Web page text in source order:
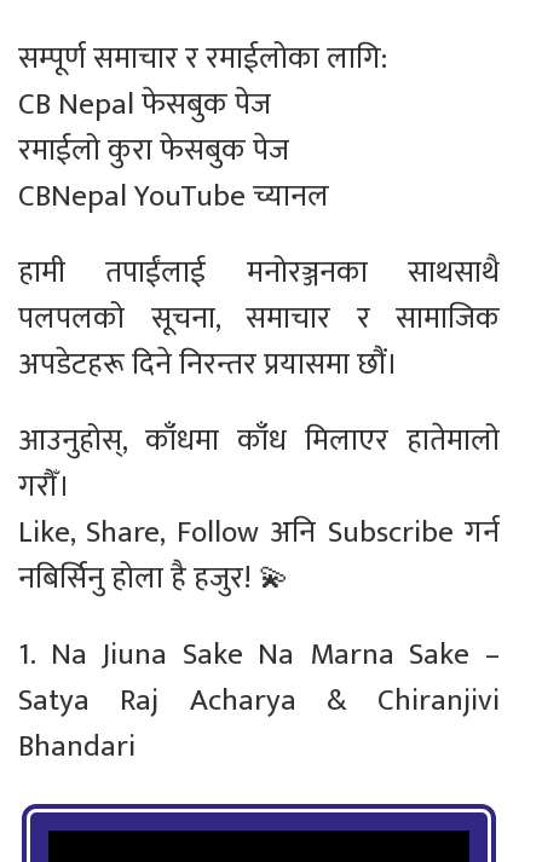
सम्पूर्ण समाचार र रमाईलोका लागि:
CB Nepal फेसबुक पेज
रमाईलो कुरा फेसबुक पेज
CBNepal YouTube च्यानल
हामी तपाईंलाई मनोरञ्जनका साथसाथै
पलपलको सूचना, समाचार र सामाजिक
अपडेटहरू दिने निरन्तर प्रयासमा छौं।
आउनुहोस्, काँधमा काँध मिलाएर हातेमालो
गरौँ।
Like, Share, Follow अनि Subscribe गर्न
नबिर्सिनु होला है हजुर! 💫
1. Na Jiuna Sake Na Marna Sake –
Satya Raj Acharya & Chiranjivi
Bhandari